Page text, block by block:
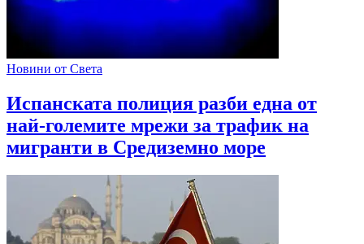
Новини от Света
Испанската полиция разби една от
най-големите мрежи за трафик на
мигранти в Средиземно море